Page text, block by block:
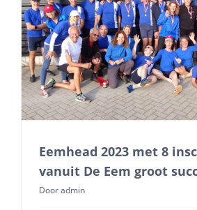
Eemhead 2023 met 8
vanuit De Eem groot
Dooradmin